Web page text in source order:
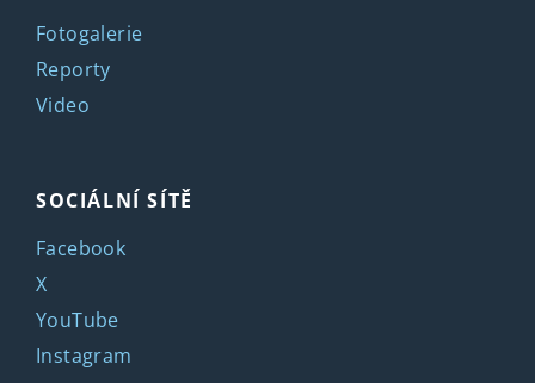
Fotogalerie
Reporty
Video
SOCIÁLNÍ SÍTĚ
Facebook
X
YouTube
Instagram